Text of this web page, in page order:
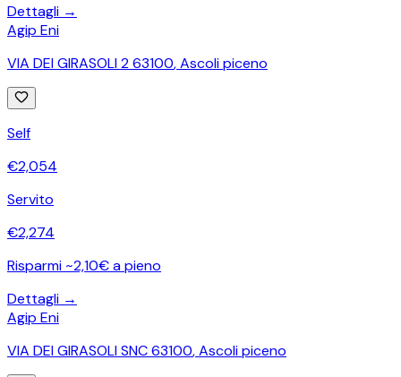
Dettagli →
Agip Eni
VIA DEI GIRASOLI 2 63100,Ascoli piceno
Self
€2,054
Servito
€2,274
Risparmi ~2,10€ a pieno
Dettagli →
Agip Eni
VIA DEI GIRASOLI SNC 63100,Ascoli piceno